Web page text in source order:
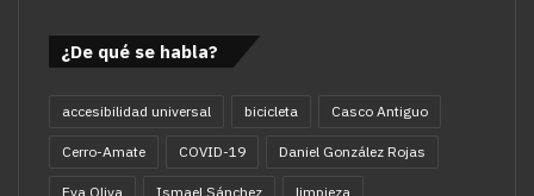
¿De qué se habla?
accesibilidad universal bicicleta Casco Antiguo
Cerro-Amate COVID-19 Daniel González Rojas
Eva Oliva Ismael Sánchez limpieza